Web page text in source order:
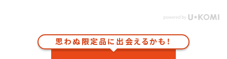
思わぬ限定品に出会えるかも！